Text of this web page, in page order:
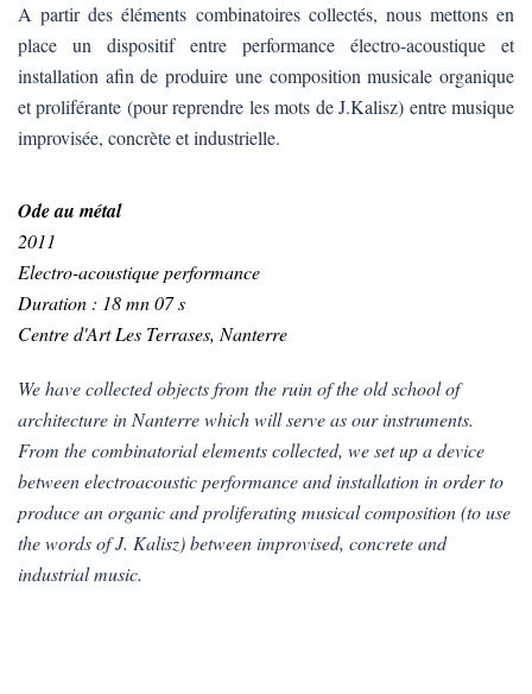
A partir des éléments combinatoires collectés, nous mettons en
place un dispositif entre performance électro-acoustique et
installation afin de produire une composition musicale organique
et proliférante (pour reprendre les mots de J.Kalisz) entre musique
improvisée, concrète et industrielle.
Ode au métal
2011
Electro-acoustique performance
Duration : 18 mn 07 s
Centre d'Art Les Terrases, Nanterre
We have collected objects from the ruin of the old school of
architecture in Nanterre which will serve as our instruments.
From the combinatorial elements collected, we set up a device
between electroacoustic performance and installation in order to
produce an organic and proliferating musical composition (to use
the words of J. Kalisz) between improvised, concrete and
industrial music.